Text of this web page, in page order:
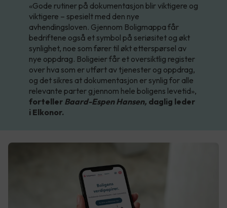
«Gode rutiner på dokumentasjon blir viktigere og
viktigere – spesielt med den nye
avhendingsloven. Gjennom Boligmappa får
bedriftene også et symbol på seriøsitet og økt
synlighet, noe som fører til økt etterspørsel av
nye oppdrag. Boligeier får et oversiktlig register
over hva som er utført av tjenester og oppdrag,
og det sikres at dokumentasjon er synlig for alle
relevante parter gjennom hele boligens levetid»,
forteller Baard-Espen Hansen, daglig leder
i Elkonor.